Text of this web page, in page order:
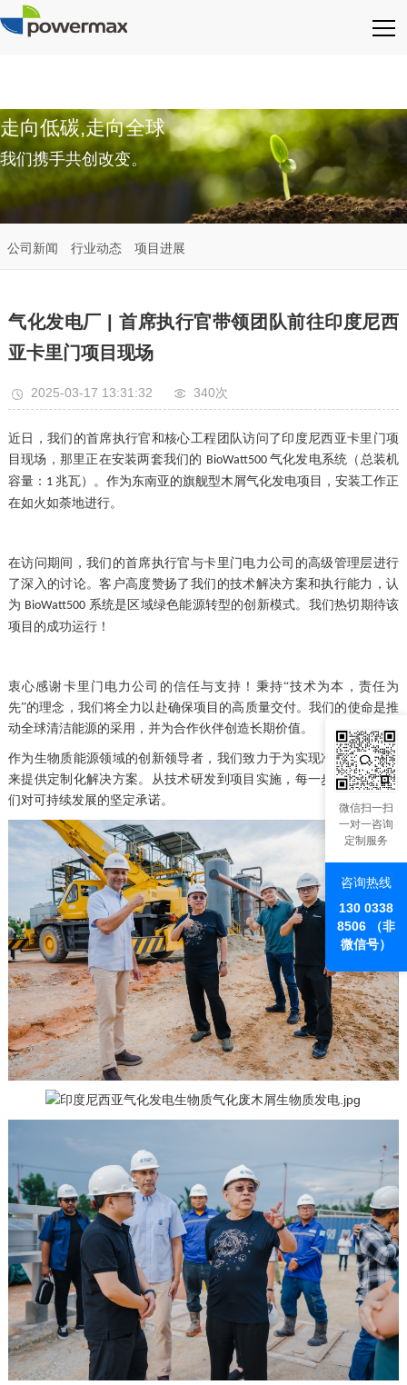
走向低碳,走向全球
我们携手共创改变。
公司新闻 行业动态 项目进展
气化发电厂 | 首席执行官带领团队前往印度尼西
亚卡里门项目现场
2025-03-17 13:31:32 340次
近日，我们的首席执行官和核心工程团队访问了印度尼西亚卡里门项
目现场，那里正在安装两套我们的 BioWatt500 气化发电系统（总装机
容量： 1 兆瓦）。作为东南亚的旗舰型木屑气化发电项目，安装工作正
在如火如荼地进行。
在访问期间，我们的首席执行官与卡里门电力公司的高级管理层进行
了深入的讨论。客户高度赞扬了我们的技术解决方案和执行能力，认
为 BioWatt500 系统是区域绿色能源转型的创新模式。我们热切期待该
项目的成功运行！
衷心感谢卡里门电力公司的信任与支持！秉持“技术为本，责任为
先”的理念，我们将全力以赴确保项目的高质量交付。我们的使命是推
动全球清洁能源的采用，并为合作伙伴创造长期价值。
作为生物质能源领域的创新领导者，我们致力于为实现净零排放的未
来提供定制化解决方案。从技术研发到项目实施，每一步都彰显了我
们对可持续发展的坚定承诺。
微信扫一扫
一对一咨询
定制服务
咨询热线
130 0338
8506 （非
微信号）